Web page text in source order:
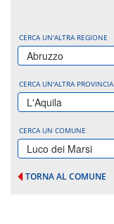
CERCA UN'ALTRA REGIONE
Abruzzo
CERCA UN'ALTRA PROVINCIA
L'Aquila
CERCA UN COMUNE
Luco dei Marsi
TORNA AL COMUNE